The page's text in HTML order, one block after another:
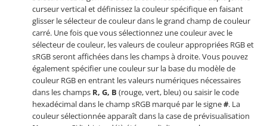
curseur vertical et définissez la couleur spécifique en faisant
glisser le sélecteur de couleur dans le grand champ de couleur
carré. Une fois que vous sélectionnez une couleur avec le
sélecteur de couleur, les valeurs de couleur appropriées RGB et
sRGB seront affichées dans les champs à droite. Vous pouvez
également spécifier une couleur sur la base du modèle de
couleur RGB en entrant les valeurs numériques nécessaires
dans les champs R, G, B (rouge, vert, bleu) ou saisir le code
hexadécimal dans le champ sRGB marqué par le signe#. La
couleur sélectionnée apparaît dans la case de prévisualisation